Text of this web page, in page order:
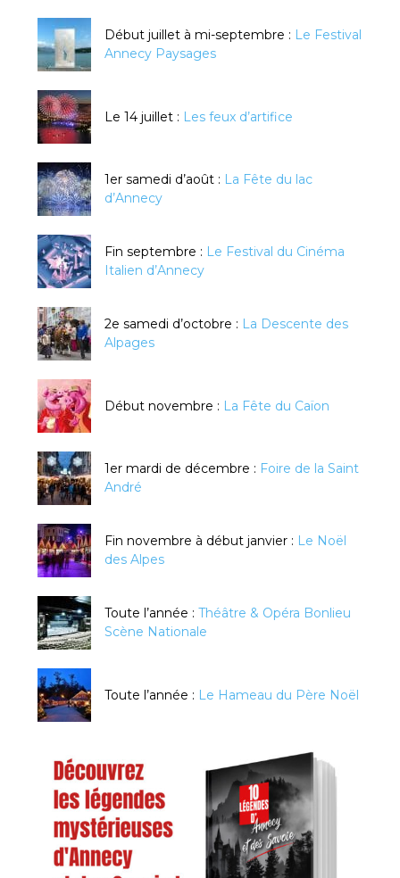
Début juillet à mi-septembre : Le Festival
Annecy Paysages
Le 14 juillet : Les feux d’artifice
1er samedi d’août : La Fête du lac
d’Annecy
Fin septembre : Le Festival du Cinéma
Italien d’Annecy
2e samedi d’octobre : La Descente des
Alpages
Début novembre : La Fête du Caïon
1er mardi de décembre : Foire de la Saint
André
Fin novembre à début janvier : Le Noël
des Alpes
Toute l’année : Théâtre & Opéra Bonlieu
Scène Nationale
Toute l’année : Le Hameau du Père Noël